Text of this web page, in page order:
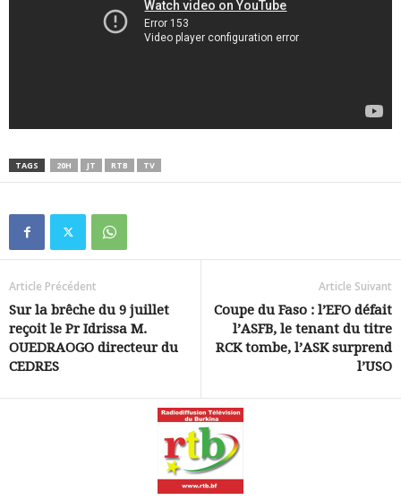
TAGS 20H JT RTB TV
Article Précédent
Sur la brêche du 9 juillet
reçoit le Pr Idrissa M.
OUEDRAOGO directeur du
CEDRES
Article Suivant
Coupe du Faso : l’EFO défait
l’ASFB, le tenant du titre
RCK tombe, l’ASK surprend
l’USO